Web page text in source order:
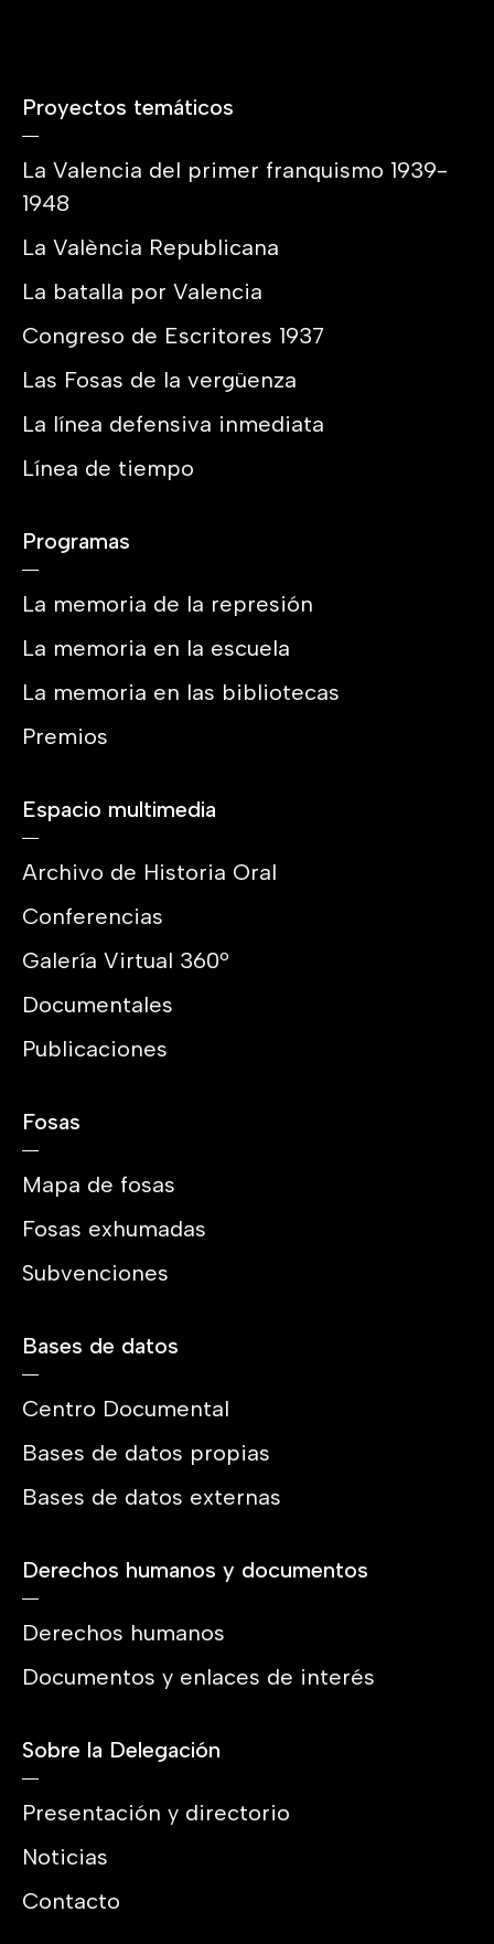
Proyectos temáticos
La Valencia del primer franquismo 1939-
1948
La València Republicana
La batalla por Valencia
Congreso de Escritores 1937
Las Fosas de la vergüenza
La línea defensiva inmediata
Línea de tiempo
Programas
La memoria de la represión
La memoria en la escuela
La memoria en las bibliotecas
Premios
Espacio multimedia
Archivo de Historia Oral
Conferencias
Galería Virtual 360º
Documentales
Publicaciones
Fosas
Mapa de fosas
Fosas exhumadas
Subvenciones
Bases de datos
Centro Documental
Bases de datos propias
Bases de datos externas
Derechos humanos y documentos
Derechos humanos
Documentos y enlaces de interés
Sobre la Delegación
Presentación y directorio
Noticias
Contacto